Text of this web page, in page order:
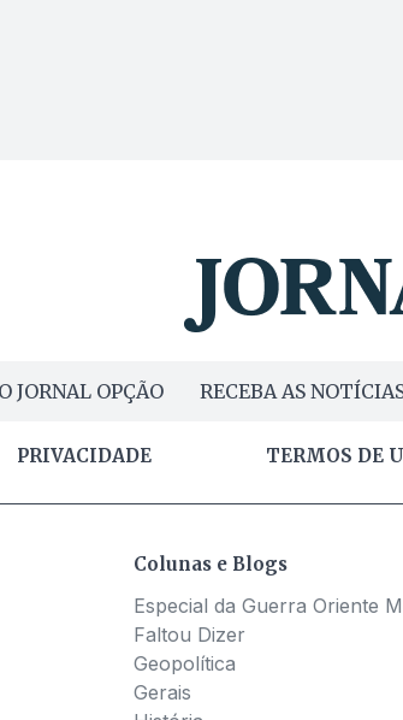
JORNAL OPÇÃO RECEBA AS
PRIVACIDADE TERMOS DE
Colunas e Blogs
Especial da Guerra Oriente
Faltou Dizer
Geopolítica
Gerais